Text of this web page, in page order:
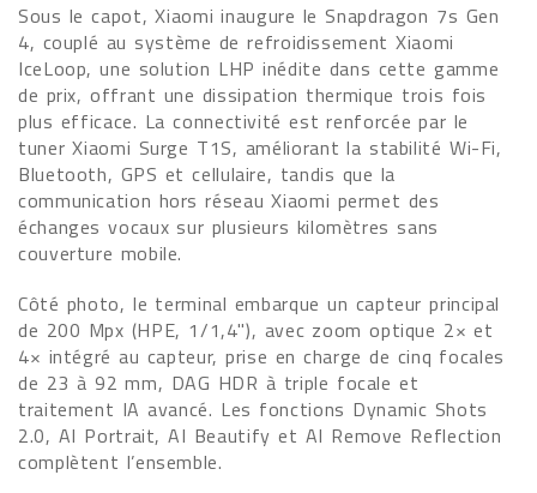
Sous le capot, Xiaomi inaugure le Snapdragon 7s Gen
4, couplé au système de refroidissement Xiaomi
IceLoop, une solution LHP inédite dans cette gamme
de prix, offrant une dissipation thermique trois fois
plus efficace. La connectivité est renforcée par le
tuner Xiaomi Surge T1S, améliorant la stabilité Wi-Fi,
Bluetooth, GPS et cellulaire, tandis que la
communication hors réseau Xiaomi permet des
échanges vocaux sur plusieurs kilomètres sans
couverture mobile.
Côté photo, le terminal embarque un capteur principal
de 200 Mpx (HPE, 1/1,4"), avec zoom optique 2× et
4× intégré au capteur, prise en charge de cinq focales
de 23 à 92 mm, DAG HDR à triple focale et
traitement IA avancé. Les fonctions Dynamic Shots
2.0, AI Portrait, AI Beautify et AI Remove Reflection
complètent l’ensemble.